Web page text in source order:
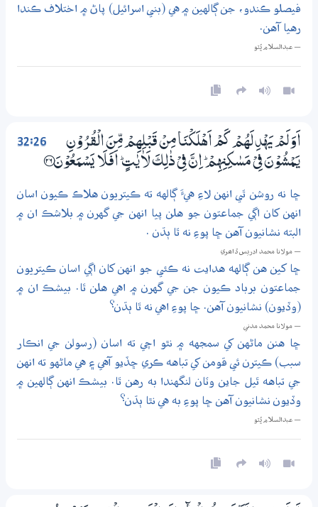
فيصلو ڪندو، جن ڳالهين ۾ هي (بني اسرائيل) پاڻ ۾ اختلاف ڪندا
رهيا آهن.
— عبدالسلام ڀُٽو
32:26
اَوَلَمْ يَهْدِ لَهُمْ كَمْ اَهْلَكْنَا مِنْ قَبْلِهِمْ مِّنَ الْقُرُوْنِ
يَـمْشُوْنَ فِيْ مَسٰكِنِهِمْ ۭ اِنَّ فِيْ ذٰلِكَ لَاٰيٰتٍ ۭ اَفَلَا يَسْمَعُوْنَ ؀26
ڇا نه روشن ٿي انهن لاءِ هيءَ ڳالهه ته ڪيتريون هلاڪ ڪيون اسان
انهن کان اڳي جماعتون جو هلن پيا انهن جي گهرن ۾ بلاشڪ ان ۾
البته نشانيون آهن ڇا پوءِ نه ٿا ٻڌن .
— مولانا محمد ادريس ڏاھري
ڇا کين هن ڳالهه هدايت نه ڪئي جو انهن کان اڳي اسان ڪيتريون
جماعتون برباد ڪيون جن جي گهرن ۾ اهي هلن ٿا. بيشڪ ان ۾
(وڏيون) نشانيون آهن. ڇا پوءِ اهي نه ٿا ٻڌن؟
— مولانا محمد مدني
ڇا هنن ماڻهن کي سمجهه ۾ نٿو اچي ته اسان (رسولن جي انڪار
سبب) ڪيترن ئي قومن کي تباهه ڪري ڇڏيو آهي ۽ هي ماڻهو ته انهن
جي تباهه ٿيل جاين وٽان لنگهندا به رهن ٿا. بيشڪ انهن ڳالهين ۾
وڏيون نشانيون آهن ڇا پوءِ به هي نٿا ٻڌن؟
— عبدالسلام ڀُٽو